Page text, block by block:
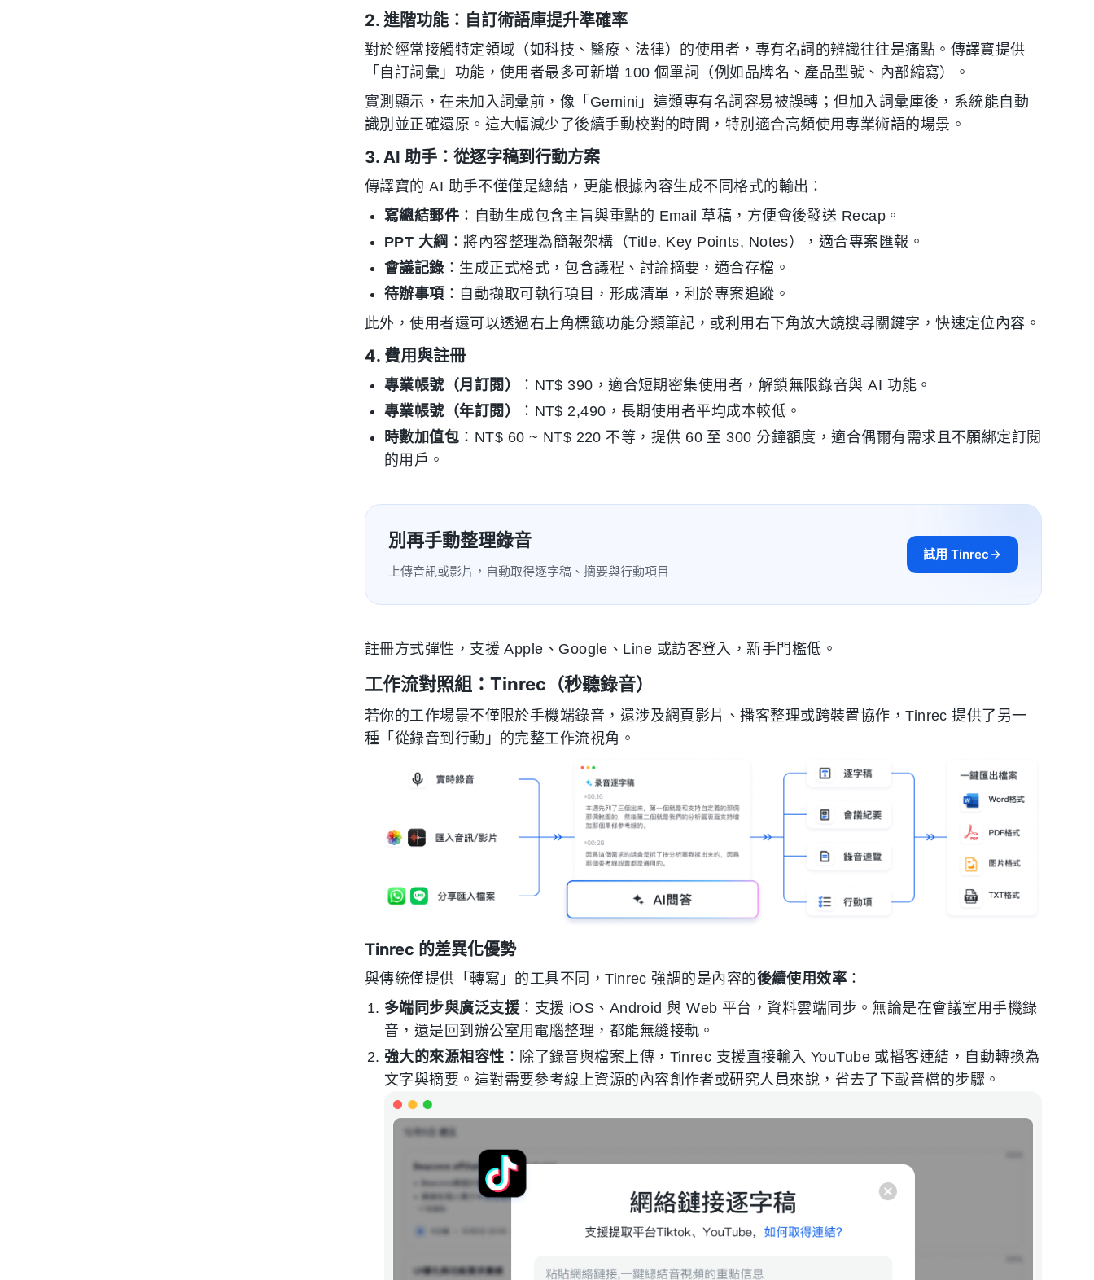
2. 進階功能：自訂術語庫提升準確率
對於經常接觸特定領域（如科技、醫療、法律）的使用者，專有名詞的辨識往往是痛點。傳譯寶提供
「自訂詞彙」功能，使用者最多可新增 100 個單詞（例如品牌名、產品型號、內部縮寫）。
實測顯示，在未加入詞彙前，像「Gemini」這類專有名詞容易被誤轉；但加入詞彙庫後，系統能自動
識別並正確還原。這大幅減少了後續手動校對的時間，特別適合高頻使用專業術語的場景。
3. AI 助手：從逐字稿到行動方案
傳譯寶的 AI 助手不僅僅是總結，更能根據內容生成不同格式的輸出：
寫總結郵件 ：自動生成包含主旨與重點的 Email 草稿，方便會後發送 Recap。
PPT 大綱 ：將內容整理為簡報架構（Title, Key Points, Notes），適合專案匯報。
會議記錄 ：生成正式格式，包含議程、討論摘要，適合存檔。
待辦事項 ：自動擷取可執行項目，形成清單，利於專案追蹤。
此外，使用者還可以透過右上角標籤功能分類筆記，或利用右下角放大鏡搜尋關鍵字，快速定位內容。
4. 費用與註冊
專業帳號（月訂閱）
：NT$ 390，適合短期密集使用者，解鎖無限錄音與 AI 功能。
專業帳號（年訂閱）
：NT$ 2,490，長期使用者平均成本較低。
時數加值包 ：NT$ 60 ~ NT$ 220 不等，提供 60 至 300 分鐘額度，適合偶爾有需求且不願綁定訂閱
的用戶。
別再手動整理錄音
上傳音訊或影片，自動取得逐字稿、摘要與行動項目
試用 Tinrec
註冊方式彈性，支援 Apple、Google、Line 或訪客登入，新手門檻低。
工作流對照組：Tinrec（秒聽錄音）
若你的工作場景不僅限於手機端錄音，還涉及網頁影片、播客整理或跨裝置協作，Tinrec 提供了另一
種「從錄音到行動」的完整工作流視角。
Tinrec 的差異化優勢
與傳統僅提供「轉寫」的工具不同，Tinrec 強調的是內容的後續使用效率 ：
多端同步與廣泛支援 ：支援 iOS、Android 與 Web 平台，資料雲端同步。無論是在會議室用手機錄
音，還是回到辦公室用電腦整理，都能無縫接軌。
強大的來源相容性 ：除了錄音與檔案上傳，Tinrec 支援直接輸入 YouTube 或播客連結，自動轉換為
文字與摘要。這對需要參考線上資源的內容創作者或研究人員來說，省去了下載音檔的步驟。